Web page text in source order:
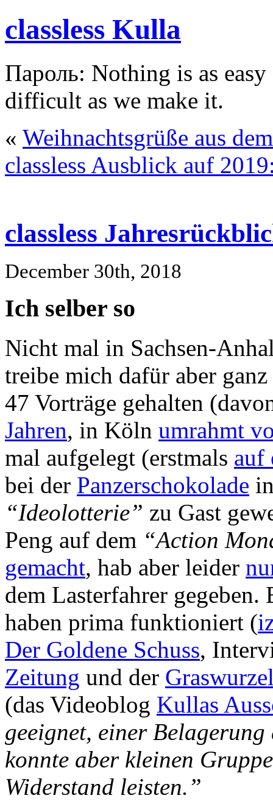
classless Kulla
Пароль: Nothing is as
difficult as we make it.
« Weihnachtsgrüße aus
classless Ausblick auf
classless
December 30th, 2018
Ich selber so
Nicht mal in Sachsen-
treibe mich dafür aber
47 Vorträge gehalten
Jahren, in Köln umrahmt
mal aufgelegt (erstmals auf
bei der Panzerschokolade
“Ideolotterie” zu Gast
Peng auf dem “Action
gemacht, hab aber leider
dem Lasterfahrer
haben prima funktioniert (
Der Goldene Schuss,
Zeitung und der
(das Videoblog Kullas
geeignet, einer
konnte aber kleinen
Widerstand leisten.”